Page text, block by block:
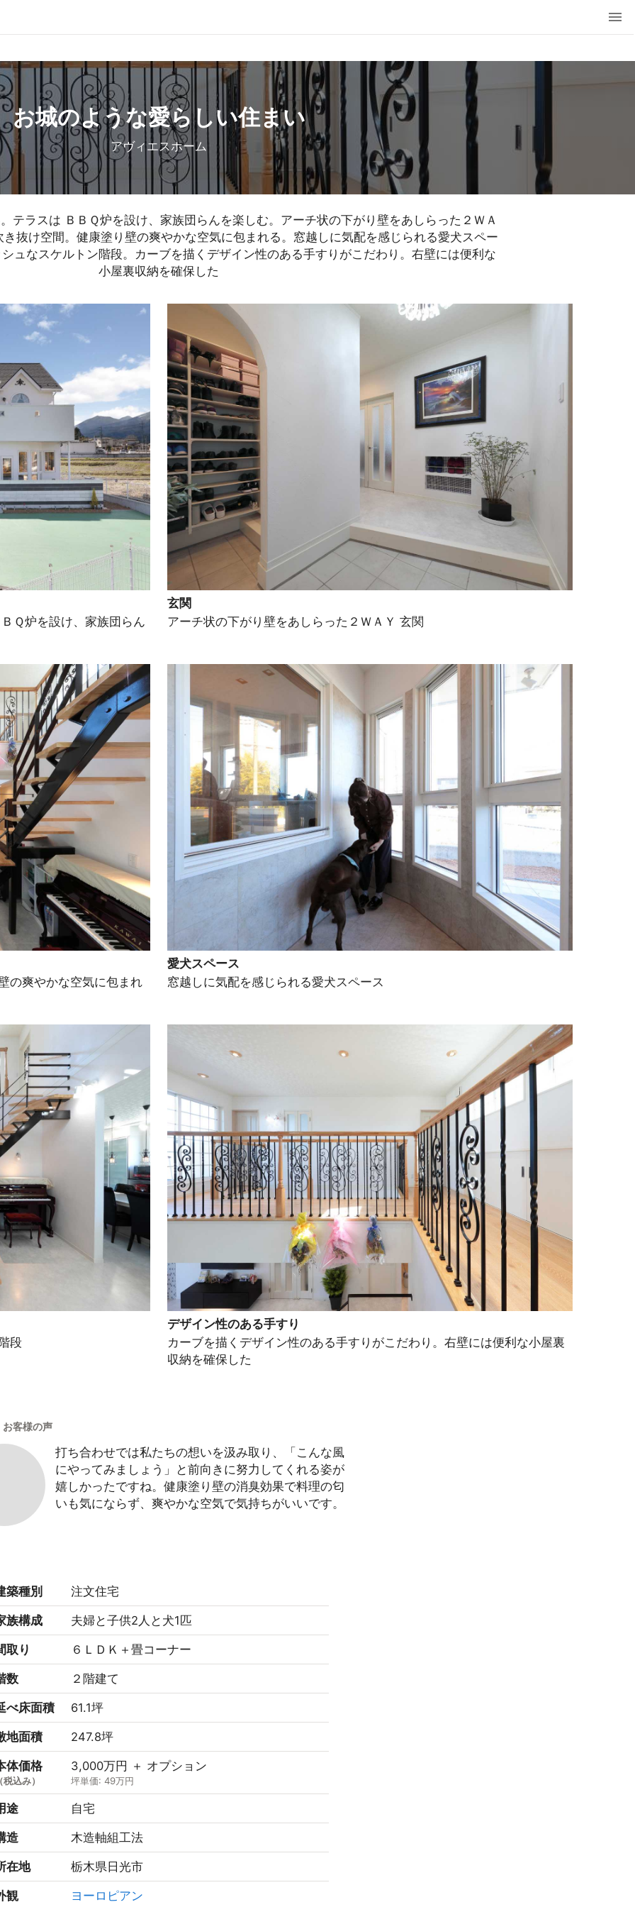
お城のような愛らしい住まい
アヴィエスホーム
テラスは ＢＢＱ炉を設け、家族団らんを楽しむ。アーチ状の下がり壁をあしらった２ＷＡ
抜け空間。健康塗り壁の爽やかな空気に包まれる。窓越しに気配を感じられる愛犬スペー
ュなスケルトン階段。カーブを描くデザイン性のある手すりがこだわり。右壁には便利な
小屋裏収納を確保した
Ｑ炉を設け、家族団らん
玄関
アーチ状の下がり壁をあしらった２ＷＡＹ 玄関
の爽やかな空気に包まれ
愛犬スペース
窓越しに気配を感じられる愛犬スペース
段
デザイン性のある手すり
カーブを描くデザイン性のある手すりがこだわり。右壁には便利な小屋裏
収納を確保した
お客様の声
打ち合わせでは私たちの想いを汲み取り、「こんな風
にやってみましょう」と前向きに努力してくれる姿が
嬉しかったですね。健康塗り壁の消臭効果で料理の匂
いも気にならず、爽やかな空気で気持ちがいいです。
築種別 注文住宅
族構成 夫婦と子供2人と犬1匹
取り ６ＬＤＫ＋畳コーナー
数 ２階建て
べ床面積 61.1坪
地面積 247.8坪
体価格
税込み）
3,000万円 ＋ オプション
坪単価: 49万円
途 自宅
造 木造軸組工法
在地 栃木県日光市
観 ヨーロピアン